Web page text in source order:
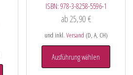
ISBN: 978-3-8258-5596-1
ab25,90 €
und inkl. Versand (D, A, CH)
Ausführung wählen